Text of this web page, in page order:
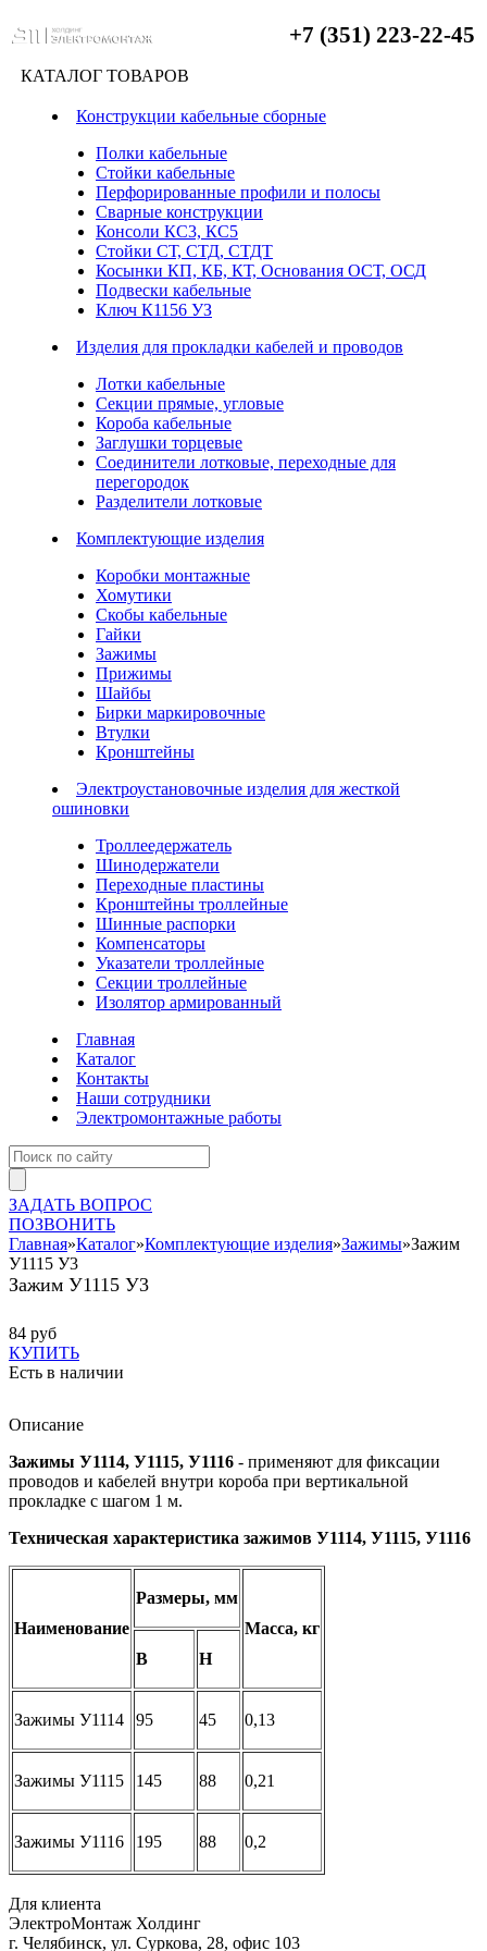
+7 (351) 223-22-45
КАТАЛОГ ТОВАРОВ
Конструкции кабельные сборные
Полки кабельные
Стойки кабельные
Перфорированные профили и полосы
Сварные конструкции
Консоли КС3, КС5
Стойки СТ, СТД, СТДТ
Косынки КП, КБ, КТ, Основания ОСТ, ОСД
Подвески кабельные
Ключ К1156 УЗ
Изделия для прокладки кабелей и проводов
Лотки кабельные
Секции прямые, угловые
Короба кабельные
Заглушки торцевые
Соединители лотковые, переходные для
перегородок
Разделители лотковые
Комплектующие изделия
Коробки монтажные
Хомутики
Скобы кабельные
Гайки
Зажимы
Прижимы
Шайбы
Бирки маркировочные
Втулки
Кронштейны
Электроустановочные изделия для жесткой
ошиновки
Троллеедержатель
Шинодержатели
Переходные пластины
Кронштейны троллейные
Шинные распорки
Компенсаторы
Указатели троллейные
Секции троллейные
Изолятор армированный
Главная
Каталог
Контакты
Наши сотрудники
Электромонтажные работы
ЗАДАТЬ ВОПРОС
ПОЗВОНИТЬ
Главная»Каталог»Комплектующие изделия»Зажимы»Зажим
У1115 У3
Зажим У1115 У3
84 руб
КУПИТЬ
Есть в наличии
Описание
Зажимы У1114, У1115, У1116 - применяют для фиксации
проводов и кабелей внутри короба при вертикальной
прокладке с шагом 1 м.
Техническая характеристика зажимов У1114, У1115, У1116
Наименование
Размеры, мм
Масса, кг
B
H
Зажимы У1114 95 45 0,13
Зажимы У1115 145 88 0,21
Зажимы У1116 195 88 0,2
Для клиента
ЭлектроМонтаж Холдинг
г. Челябинск, ул. Суркова, 28, офис 103